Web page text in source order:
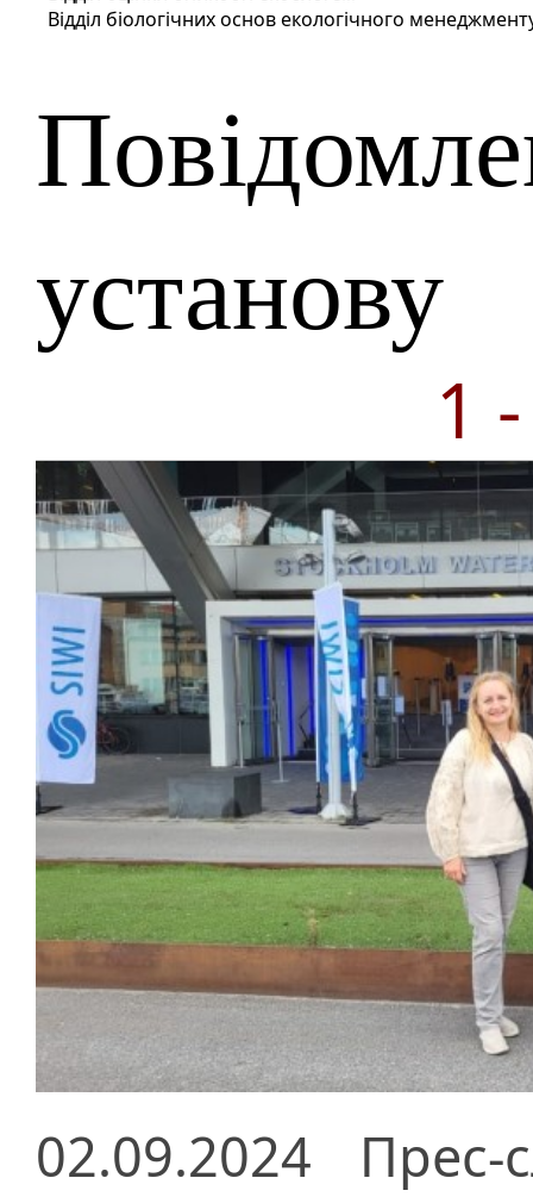
Відділ біологічних основ екологічного
установу
1
02.09.2024 Прес-